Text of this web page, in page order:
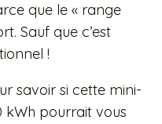
que le « range
Sauf que c’est
!
savoir si cette mini-
kWh pourrait vous